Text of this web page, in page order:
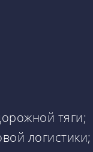
тяги;
логистики;